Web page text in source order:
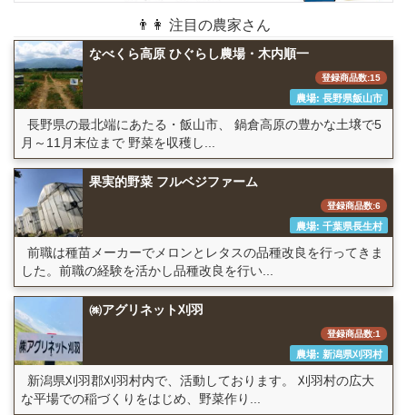
👨👩 注目の農家さん
なべくら高原 ひぐらし農場・木内順一
登録商品数:15
農場: 長野県飯山市
長野県の最北端にあたる・飯山市、 鍋倉高原の豊かな土壌で5
月～11月末位まで 野菜を収穫し...
果実的野菜 フルベジファーム
登録商品数:6
農場: 千葉県長生村
前職は種苗メーカーでメロンとレタスの品種改良を行ってきま
した。前職の経験を活かし品種改良を行い...
㈱アグリネット刈羽
登録商品数:1
農場: 新潟県刈羽村
新潟県刈羽郡刈羽村内で、活動しております。 刈羽村の広大
な平場での稲づくりをはじめ、野菜作り...